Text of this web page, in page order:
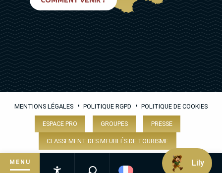
MENU
MENTIONS LÉGALES • POLITIQUE RGPD • POLITIQUE DE COOKIES
ESPACE PRO GROUPES PRESSE
CLASSEMENT DES MEUBLÉS DE TOURISME
Lily